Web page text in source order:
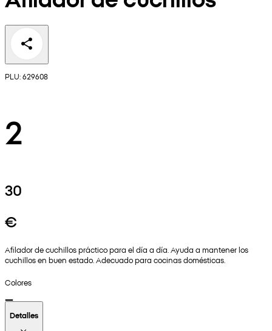
PLU: 629608
2
30
€
Afilador de cuchillos práctico para el día a día. Ayuda a mantener los
cuchillos en buen estado. Adecuado para cocinas domésticas.
Colores
Detalles